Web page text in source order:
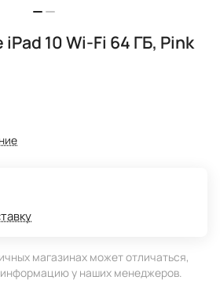
10 Wi-Fi 64 ГБ, Pink
магазинах может отличаться,
информацию у наших менеджеров.